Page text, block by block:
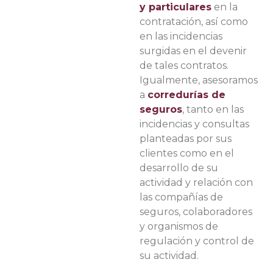
y particularesen la
contratación, así como
en las incidencias
surgidas en el devenir
de tales contratos.
Igualmente, asesoramos
a corredurías de
seguros, tanto en las
incidencias y consultas
planteadas por sus
clientes como en el
desarrollo de su
actividad y relación con
las compañías de
seguros, colaboradores
y organismos de
regulación y control de
su actividad.